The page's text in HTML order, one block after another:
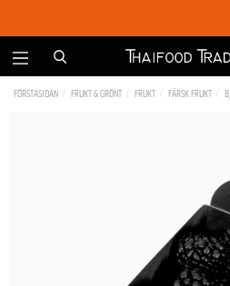
FÖRSTASIDAN FRUKT & GRÖNT FRUKT FÄRSK FRUKT